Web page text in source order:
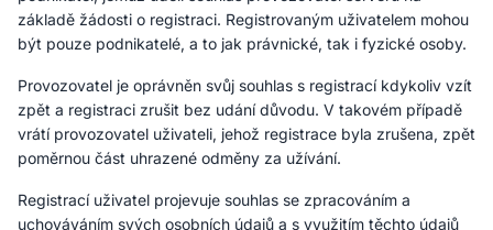
základě žádosti o registraci. Registrovaným uživatelem mohou
být pouze podnikatelé, a to jak právnické, tak i fyzické osoby.
Provozovatel je oprávněn svůj souhlas s registrací kdykoliv vzít
zpět a registraci zrušit bez udání důvodu. V takovém případě
vrátí provozovatel uživateli, jehož registrace byla zrušena, zpět
poměrnou část uhrazené odměny za užívání.
Registrací uživatel projevuje souhlas se zpracováním a
uchováváním svých osobních údajů a s využitím těchto údajů